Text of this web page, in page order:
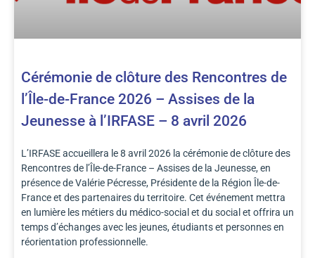
Cérémonie de clôture des Rencontres de
l’Île-de-France 2026 – Assises de la
Jeunesse à l’IRFASE – 8 avril 2026
L’IRFASE accueillera le 8 avril 2026 la cérémonie de clôture des
Rencontres de l’Île-de-France – Assises de la Jeunesse, en
présence de Valérie Pécresse, Présidente de la Région Île-de-
France et des partenaires du territoire. Cet événement mettra
en lumière les métiers du médico-social et du social et offrira un
temps d’échanges avec les jeunes, étudiants et personnes en
réorientation professionnelle.